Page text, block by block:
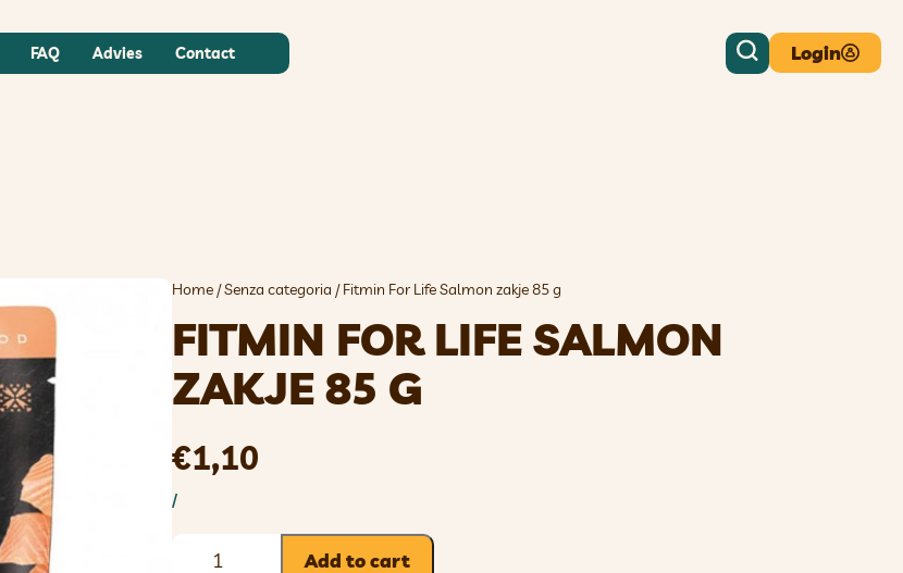
FAQ Advies Contact Login
Home /Senza categoria / Fitmin For Life Salmon zakje 85 g
FITMIN FOR LIFE SALMON
ZAKJE 85 G
€1,10
/
Add to cart